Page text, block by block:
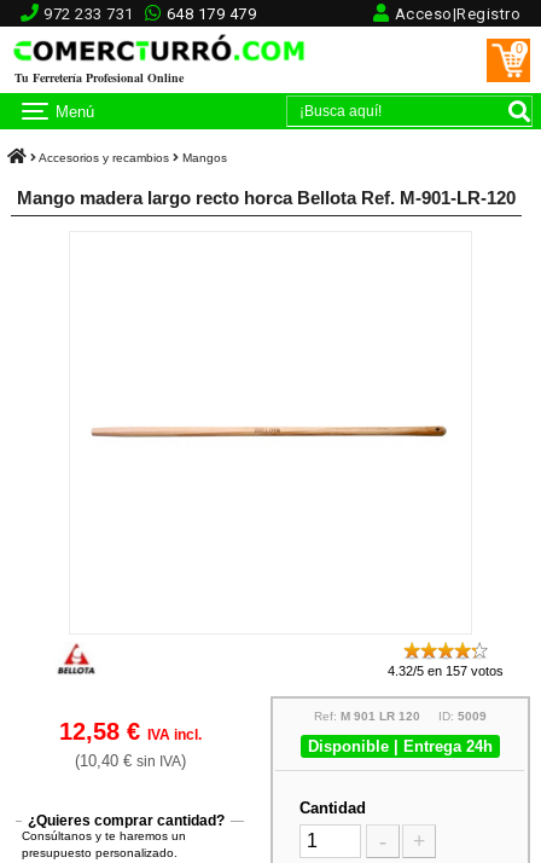
972 233 731 648 179 479 Acceso|Registro
Tu Ferretería Profesional Online
0
Menú
Accesorios y recambios Mangos
Mango madera largo recto horca Bellota Ref. M-901-LR-120
4.32/5 en 157 votos
12,58 € IVA incl.
(10,40 € sin IVA)
¿Quieres comprar cantidad?
Consúltanos y te haremos un
presupuesto personalizado.
Ref: M 901 LR 120 ID: 5009
Disponible | Entrega 24h
Cantidad
- +